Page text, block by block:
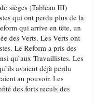
sièges (Tableau III)
qui ont perdu plus de la
qui arrive en tête, un
des Verts. Les Verts ont
Le Reform a pris des
qu’aux Travaillistes. Les
avaient déjà perdu
au pouvoir. Les
des forts reculs des